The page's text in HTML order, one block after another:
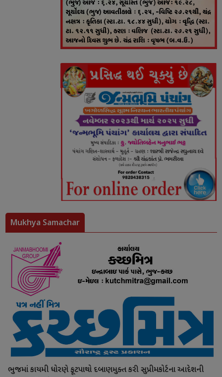
Mukhya Samachar
ભુજમાં કાયમી ધોરણે ફૂટપાથો દબાણમુક્ત કરી સુપ્રીમકોર્ટના આદેશની